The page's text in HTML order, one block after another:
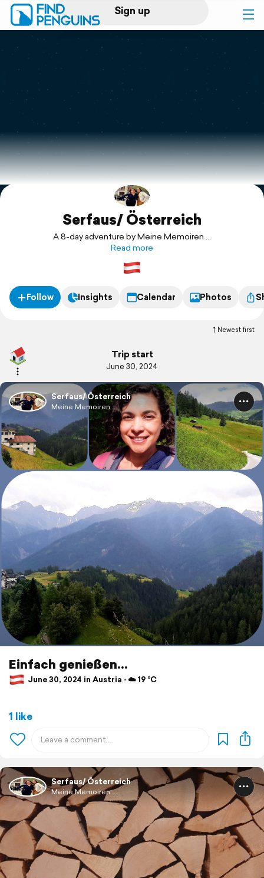
Sign up
Log in
Print a book
Flyover video
Explore
Support
Serfaus/ Österreich
A 8-day adventure by Meine Memoiren ...
Read more
Follow Insights Calendar Photos
Newest first
Trip start
June 30, 2024
Serfaus/ Österreich
Meine Memoiren ...
Einfach genießen...
June 30, 2024 in Austria ⋅ ☁️ 19 °C
1 like
Serfaus/ Österreich
Meine Memoiren ...